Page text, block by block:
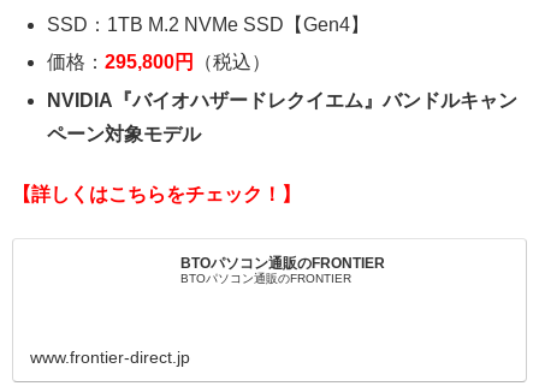
SSD：1TB M.2 NVMe SSD【Gen4】
価格：295,800円
（税込）
NVIDIA『バイオハザードレクイエム』バンドルキャン
ペーン対象モデル
【詳しくはこちらをチェック！】
BTOパソコン通販のFRONTIER
BTOパソコン通販のFRONTIER
www.frontier-direct.jp